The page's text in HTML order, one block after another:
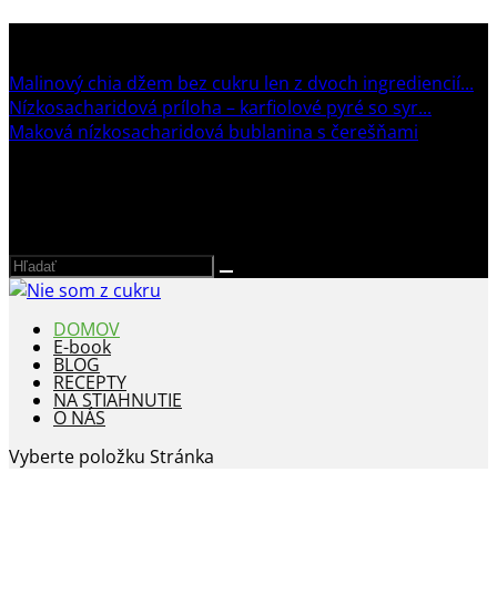
Malinový chia džem bez cukru len z dvoch ingrediencií...
Nízkosacharidová príloha – karfiolové pyré so syr...
Maková nízkosacharidová bublanina s čerešňami
DOMOV
E-book
BLOG
RECEPTY
NA STIAHNUTIE
O NÁS
Vyberte položku Stránka